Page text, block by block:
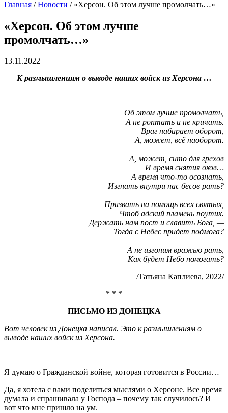
Главная /Новости / «Херсон. Об этом лучше промолчать…»
«Херсон. Об этом лучше
промолчать…»
13.11.2022
К размышлениям о выводе наших войск из Херсона …
Об этом лучше промолчать,
А не роптать и не кричать.
Враг набирает оборот,
А, может, всё наоборот.
А, может, сито для грехов
И время снятия оков…
А время что-то осознать,
Изгнать внутри нас бесов рать?
Призвать на помощь всех святых,
Чтоб адский пламень поутих.
Держать нам пост и славить Бога, —
Тогда с Небес придет подмога?
А не изгоним вражью рать,
Как будет Небо помогать?
/Татьяна Каплиева, 2022/
* * *
ПИСЬМО ИЗ ДОНЕЦКА
Вот человек из Донецка написал. Это к размышлениям о
выводе наших войск из Херсона.
———————————————
Я думаю о Гражданской войне, которая готовится в России…
Да, я хотела с вами поделиться мыслями о Херсоне. Все время
думала и спрашивала у Господа – почему так случилось? И
вот что мне пришло на ум.